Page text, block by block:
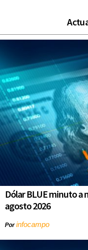
Dólar BLUE minuto a
agosto 2026
Porinfocampo